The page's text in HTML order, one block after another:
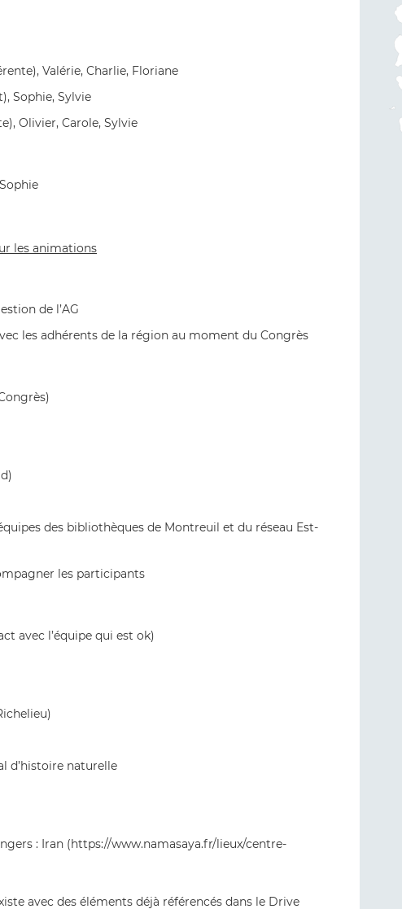
Valérie, Charlie, Floriane
Sophie, Sylvie
Olivier, Carole, Sylvie
les animations
de l’AG
les adhérents de la région au moment du Congrès
des bibliothèques de Montreuil et du réseau Est-
les participants
avec l’équipe qui est ok)
d’histoire naturelle
: Iran (https://www.namasaya.fr/lieux/centre-
avec des éléments déjà référencés dans le Drive